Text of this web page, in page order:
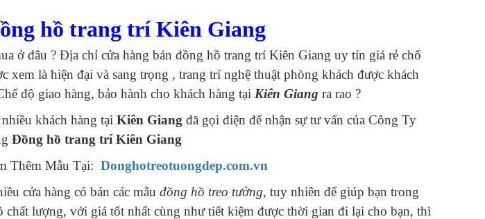
hồ trang trí Kiên Giang
ở đâu ? Địa chỉ cửa hàng bán đồng hồ trang trí Kiên Giang uy tín giá rẻ chổ
xem là hiện đại và sang trọng , trang trí nghệ thuật phòng khách được khách
độ giao hàng, bảo hành cho khách hàng tại Kiên Giang ra rao ?
khách hàng tại Kiên Giang đã gọi điện để nhận sự tư vấn của Công Ty
Đồng hồ trang trí Kiên Giang
Thêm Mẫu Tại: Donghotreotuongdep.com.vn
cửa hàng có bán các mẫu đồng hồ treo tường, tuy nhiên để giúp bạn trong
chất lượng, với giá tốt nhất cùng như tiết kiệm được thời gian đi lại cho bạn, thì